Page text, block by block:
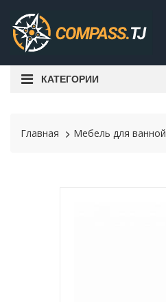
КАТЕГОРИИ
Главная Мебель для ванной